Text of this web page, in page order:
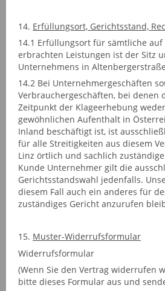
14. Erfüllungsort, Gerichtsstand,
14.1 Erfüllungsort für sämtliche auf
erbrachten Leistungen ist der Sitz
Unternehmens in
14.2 Bei Unternehmergeschäften
Verbrauchergeschäften, bei denen
Zeitpunkt der Klageerhebung
gewöhnlichen Aufenthalt in
Inland beschäftigt ist, ist
für alle Streitigkeiten aus diesem
Linz örtlich und sachlich
Kunde Unternehmer gilt die
Gerichtsstandswahl jedenfalls.
diesem Fall auch ein anderes für
zuständiges Gericht anzurufen
15. Muster-Widerrufsformular
Widerrufsformular
(Wenn Sie den Vertrag widerrufen
bitte dieses Formular aus und